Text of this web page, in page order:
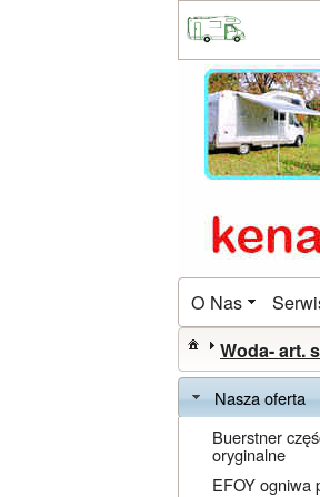
O Nas
Woda- art.
Nasza oferta
Buerstner
oryginalne
EFOY ogniwa